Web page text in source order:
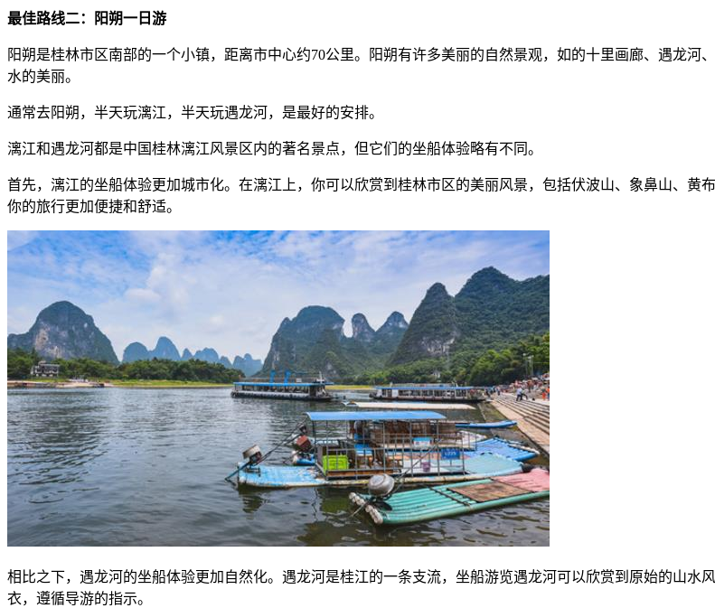
最佳路线二：阳朔一日游
阳朔是桂林市区南部的一个小镇，距离市中心约70公里。阳朔有许多美丽的自然景观，如的十里画廊、遇龙
水的美丽。
通常去阳朔，半天玩漓江，半天玩遇龙河，是最好的安排。
漓江和遇龙河都是中国桂林漓江风景区内的著名景点，但它们的坐船体验略有不同。
首先，漓江的坐船体验更加城市化。在漓江上，你可以欣赏到桂林市区的美丽风景，包括伏波山、象鼻山、
你的旅行更加便捷和舒适。
相比之下，遇龙河的坐船体验更加自然化。遇龙河是桂江的一条支流，坐船游览遇龙河可以欣赏到原始的山
衣，遵循导游的指示。